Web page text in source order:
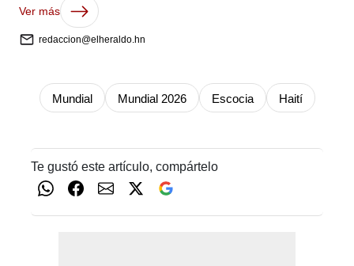
Ver más
redaccion@elheraldo.hn
Mundial Mundial 2026 Escocia Haití
Te gustó este artículo, compártelo